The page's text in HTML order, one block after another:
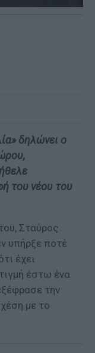
δηλώνει ο
του νέου του
Σταύρος
υπήρξε ποτέ
έχει
έστω ένα
την
με το